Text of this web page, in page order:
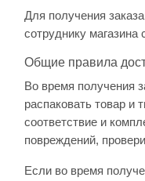
Для получения
сотруднику магазина
Общие правила
Во время получения
распаковать товар и
соответствие и
повреждений,
Если во время